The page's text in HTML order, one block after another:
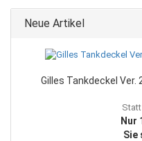
Neue Artikel
Gilles Tankdeckel Ver.
Statt
Nur
Sie